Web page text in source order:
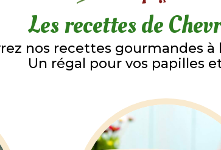
Les recettes de
nos recettes gourmandes à
Un régal pour vos papilles